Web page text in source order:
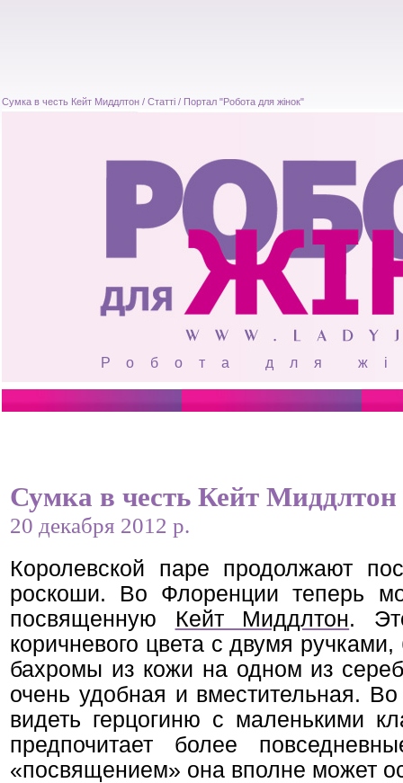
Сумка в честь Кейт Миддлтон / Статті / Портал "Робота для жінок"
Робота для
Сумка в честь Кейт Миддлтон
20 декабря 2012 р.
Королевской паре продолжают
роскоши. Во Флоренции теперь
посвященную Кейт Миддлтон.
коричневого цвета с двумя
бахромы из кожи на одном из
очень удобная и вместительная.
видеть герцогиню с маленькими
предпочитает более
«посвящением» она вполне может